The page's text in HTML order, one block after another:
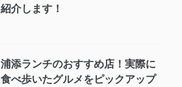
紹介します！
浦添ランチのおすすめ店！実際に
食べ歩いたグルメをピックアップ